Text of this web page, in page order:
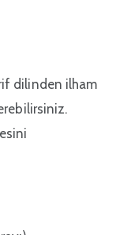
dilinden ilham